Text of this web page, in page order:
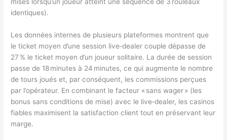
identiques).
Les données internes de plusieurs plateformes montrent que
le ticket moyen d’une session live‑dealer couple dépasse de
27 % le ticket moyen d’un joueur solitaire. La durée de session
passe de 18 minutes à 24 minutes, ce qui augmente le nombre
de tours joués et, par conséquent, les commissions perçues
par l’opérateur. En combinant le facteur « sans wager » (les
bonus sans conditions de mise) avec le live‑dealer, les casinos
fiables maximisent la satisfaction client tout en préservant leur
marge.